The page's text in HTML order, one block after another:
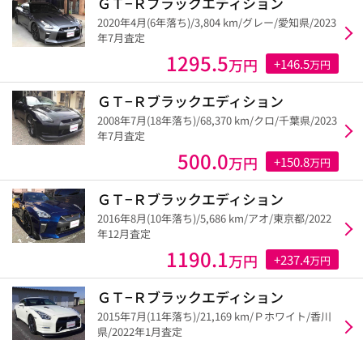
2020年4月(6年落ち)/3,804 km/グレー/愛知県/2023
年7月査定
1295.5万円 +146.5万円
ＧＴ−Ｒブラックエディション
2008年7月(18年落ち)/68,370 km/クロ/千葉県/2023
年7月査定
500.0万円 +150.8万円
ＧＴ−Ｒブラックエディション
2016年8月(10年落ち)/5,686 km/アオ/東京都/2022
年12月査定
1190.1万円 +237.4万円
ＧＴ−Ｒブラックエディション
2015年7月(11年落ち)/21,169 km/Ｐホワイト/香川
県/2022年1月査定